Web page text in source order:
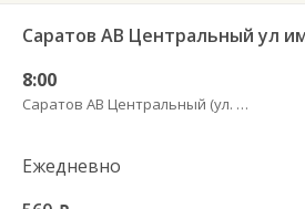
8:00
Саратов АВ Центральный (ул. им. Пугачева, 179 А)
Ежедневно